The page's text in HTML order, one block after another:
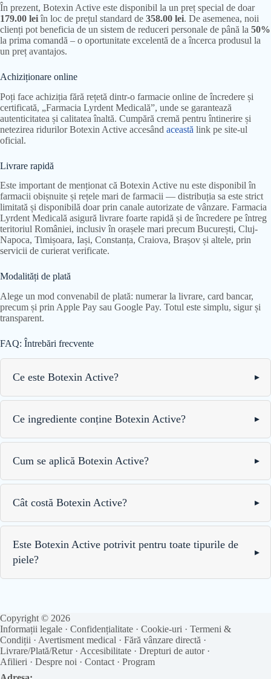
În prezent, Botexin Active este disponibil la un preț special de doar
179.00 leiîn loc de prețul standard de 358.00 lei. De asemenea, noii
clienți pot beneficia de un sistem de reduceri personale de până la 50%
la prima comandă – o oportunitate excelentă de a încerca produsul la
un preț avantajos.
Achiziționare online
Poți face achiziția fără rețetă dintr-o farmacie online de încredere și
certificată, „Farmacia Lyrdent Medicală”, unde se garantează
autenticitatea și calitatea înaltă. Cumpără cremă pentru întinerire și
netezirea ridurilor Botexin Active accesând această link pe site-ul
oficial.
Livrare rapidă
Este important de menționat că Botexin Active nu este disponibil în
farmacii obișnuite și rețele mari de farmacii — distribuția sa este strict
limitată și disponibilă doar prin canale autorizate de vânzare. Farmacia
Lyrdent Medicală asigură livrare foarte rapidă și de încredere pe întreg
teritoriul României, inclusiv în orașele mari precum București, Cluj-
Napoca, Timișoara, Iași, Constanța, Craiova, Brașov și altele, prin
servicii de curierat verificate.
Modalități de plată
Alege un mod convenabil de plată: numerar la livrare, card bancar,
precum și prin Apple Pay sau Google Pay. Totul este simplu, sigur și
transparent.
FAQ: Întrebări frecvente
Ce este Botexin Active?
Ce ingrediente conține Botexin Active?
Cum se aplică Botexin Active?
Cât costă Botexin Active?
Este Botexin Active potrivit pentru toate tipurile de
piele?
Copyright © 2026
Informații legale · Confidențialitate · Cookie-uri · Termeni &
Condiții · Avertisment medical · Fără vânzare directă ·
Livrare/Plată/Retur· Accesibilitate · Drepturi de autor·
Afilieri · Despre noi · Contact · Program